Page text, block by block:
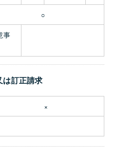
○
事
は訂正請求
×